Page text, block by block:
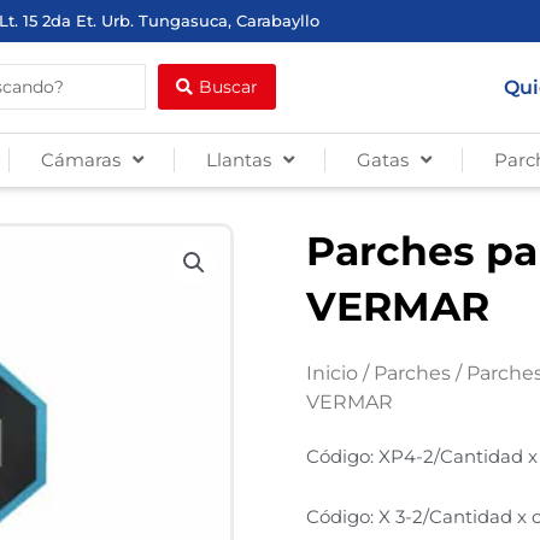
15 2da Et. Urb. Tungasuca, Carabayllo
Buscar
Cámaras Llantas Gatas
Parches
VERMAR
Inicio / Parches /
VERMAR
Código: XP4-2/Cantidad x
Código: X 3-2/Cantidad x